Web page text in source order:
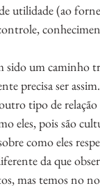
utilidade (ao
sido um caminho
precisa ser
tipo de
eles, pois são
como eles
da que
mas temos no